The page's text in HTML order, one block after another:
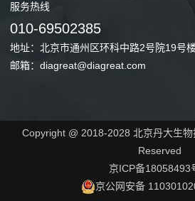
服务热线
010-69502385
地址：北京市通州区环科中路2号院19号
邮箱：diagreat@diagreat.com
Copyright @ 2018-2028 北京丹大生
Reserved
京ICP备18058493
京公网安备